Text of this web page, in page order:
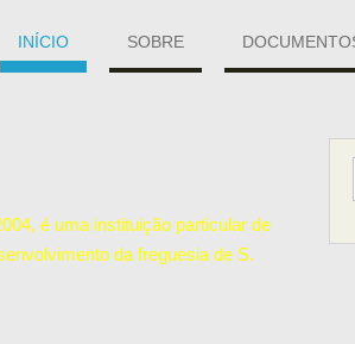
INÍCIO SOBRE
é uma instituição particular de
da freguesia de S.